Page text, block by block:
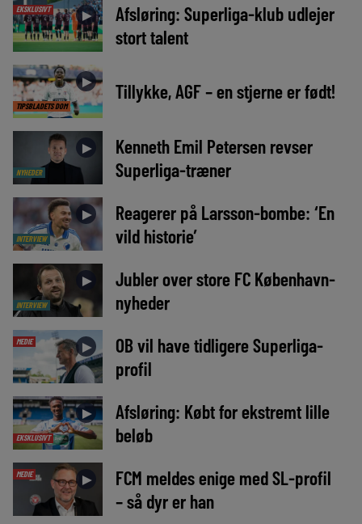
EKSKLUSIVT ►
Afsløring: Superliga-klub udlejer
stort talent
TIPSBLADETS DOM
► Tillykke, AGF – en stjerne er født!
NYHEDER
►
Kenneth Emil Petersen revser
Superliga-træner
INTERVIEW
►
Reagerer på Larsson-bombe: ‘En
vild historie’
INTERVIEW
►
Jubler over store FC København-
nyheder
MEDIE ►
OB vil have tidligere Superliga-
profil
EKSKLUSIVT
►
Afsløring: Købt for ekstremt lille
beløb
MEDIE ►
FCM meldes enige med SL-profil
– så dyr er han